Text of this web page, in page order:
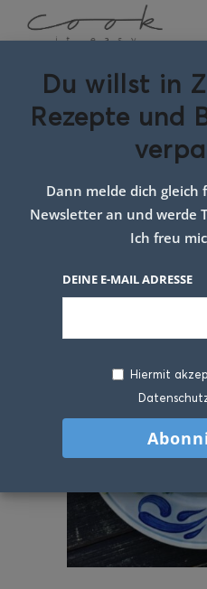
Du willst in
Rezepte und
Dann melde dich
Newsletter an und werde
Ich freu
DEINE E-MAIL ADRESSE
Hiermit